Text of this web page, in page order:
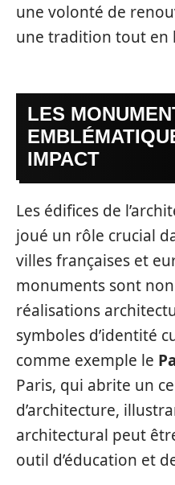
une volonté de
une tradition tout en
LES
IMPACT
Les édifices de
joué un rôle crucial
villes françaises et
monuments sont
réalisations
symboles d’identité
comme exemple le
Paris, qui abrite un
d’architecture,
architectural peut
outil d’éducation et